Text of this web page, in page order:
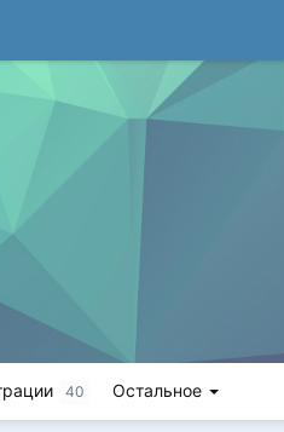
40 Остальное